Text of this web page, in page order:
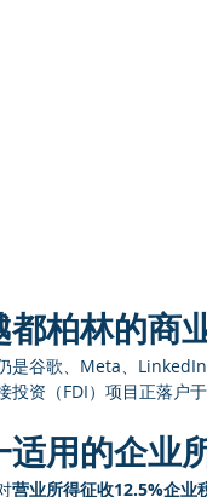
都柏林的商
是谷歌、Meta、
投资（FDI）项目正落户
适用的企业
营业所得征收12.5%企业